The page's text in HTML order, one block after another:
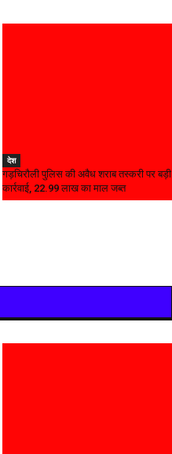
देश
गड़चिरौली पुलिस की अवैध शराब तस्करी पर बड़ी
कार्रवाई, ₹22.99 लाख का माल जब्त